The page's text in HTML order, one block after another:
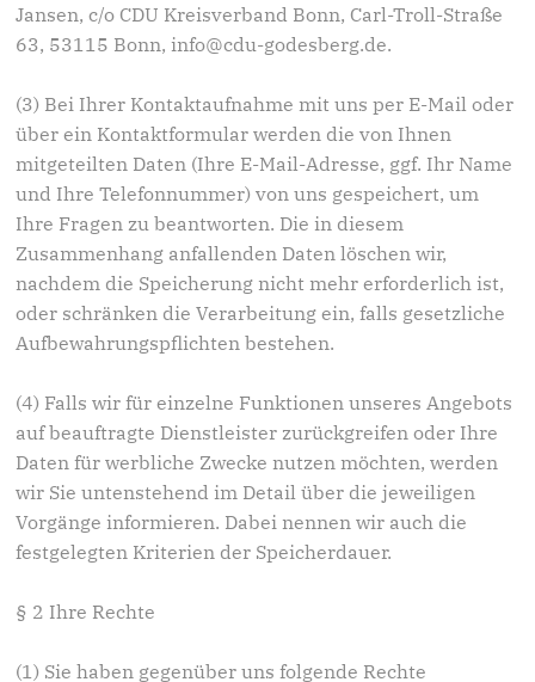
Jansen, c/o CDU Kreisverband Bonn, Carl-Troll-Straße
63, 53115 Bonn, info@cdu-godesberg.de.
(3) Bei Ihrer Kontaktaufnahme mit uns per E-Mail oder
über ein Kontaktformular werden die von Ihnen
mitgeteilten Daten (Ihre E-Mail-Adresse, ggf. Ihr Name
und Ihre Telefonnummer) von uns gespeichert, um
Ihre Fragen zu beantworten. Die in diesem
Zusammenhang anfallenden Daten löschen wir,
nachdem die Speicherung nicht mehr erforderlich ist,
oder schränken die Verarbeitung ein, falls gesetzliche
Aufbewahrungspflichten bestehen.
(4) Falls wir für einzelne Funktionen unseres Angebots
auf beauftragte Dienstleister zurückgreifen oder Ihre
Daten für werbliche Zwecke nutzen möchten, werden
wir Sie untenstehend im Detail über die jeweiligen
Vorgänge informieren. Dabei nennen wir auch die
festgelegten Kriterien der Speicherdauer.
§ 2 Ihre Rechte
(1) Sie haben gegenüber uns folgende Rechte